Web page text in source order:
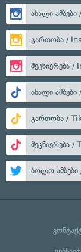
ახალი
გართობა /
მეცნიერება /
ახალი
გართობა /
მეცნიერება /
ბოლო